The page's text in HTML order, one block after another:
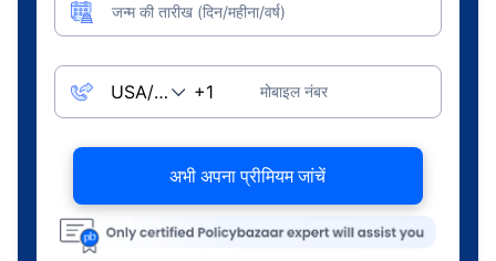
जन्म की तारीख (दिन/महीना/वर्ष)
मोबाइल नंबर
अभी अपना प्रीमियम जांचें